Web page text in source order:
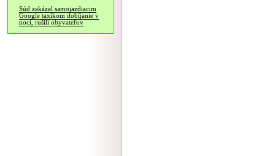
Súd zakázal samojazdiacim
Google taxíkom dobíjanie v
noci, rušili obyvateľov